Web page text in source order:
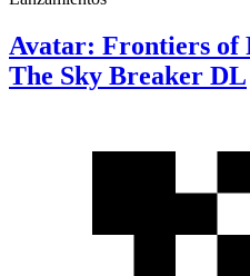
Avatar: Frontiers of
The Sky Breaker DL